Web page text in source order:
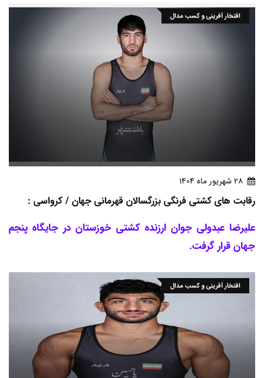
افتخار آفرینی و کسب مدال
28 شهريور ماه 1404
رقابت های کشتی فرنگی بزرگسالان قهرمانی جهان / کرواسی :
علیرضا عبدولی جوان ارزنده کشتی خوزستان در جایگاه پنجم
جهان قرار گرفت.
افتخار آفرینی و کسب مدال